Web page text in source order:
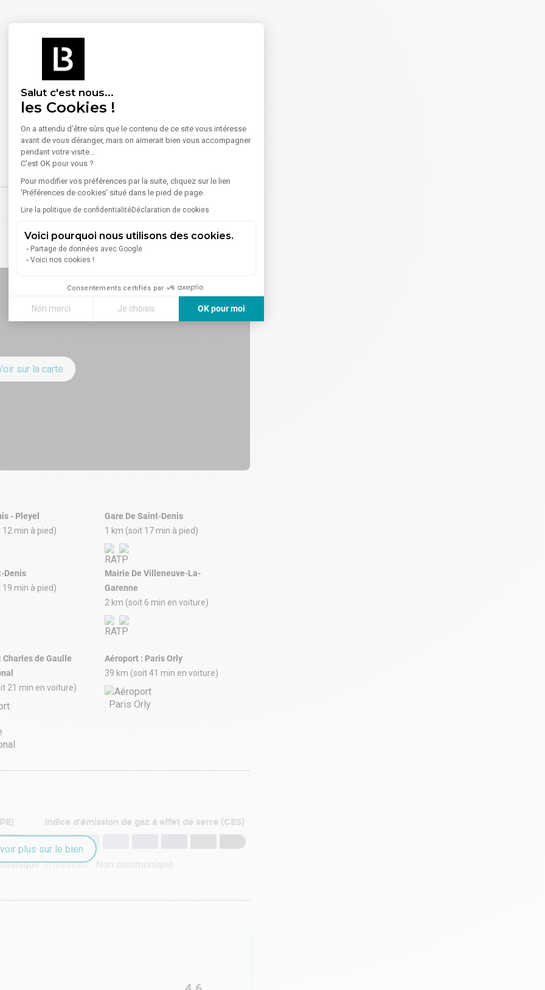
Salut c'est nous...
les Cookies !
On a attendu d'être sûrs que le contenu de ce site vous intéresse
avant de vous déranger, mais on aimerait bien vous accompagner
pendant votre visite...
C'est OK pour vous ?
Pour modifier vos préférences par la suite, cliquez sur le lien
'Préférences de cookies' situé dans le pied de page.
Lire la politique de confidentialitéDéclaration de cookies
Voici pourquoi nous utilisons des cookies.
Partage de données avec Google
Voici nos cookies !
Consentements certifiés par
Non merci Je choisis OK pour moi
sur la carte
- Pleyel
12 min à pied)
Gare De Saint-Denis
1 km (soit 17 min à pied)
Denis
19 min à pied)
Mairie De Villeneuve-La-
Garenne
2 km (soit 6 min en voiture)
Charles de Gaulle
21 min en voiture)
Aéroport : Paris Orly
39 km (soit 41 min en voiture)
Indice d'émission de gaz à effet de serre (GES)
Émissions :
plus sur le bien